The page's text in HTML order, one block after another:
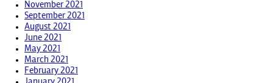
November 2021
September 2021
August 2021
June 2021
May 2021
March 2021
February 2021